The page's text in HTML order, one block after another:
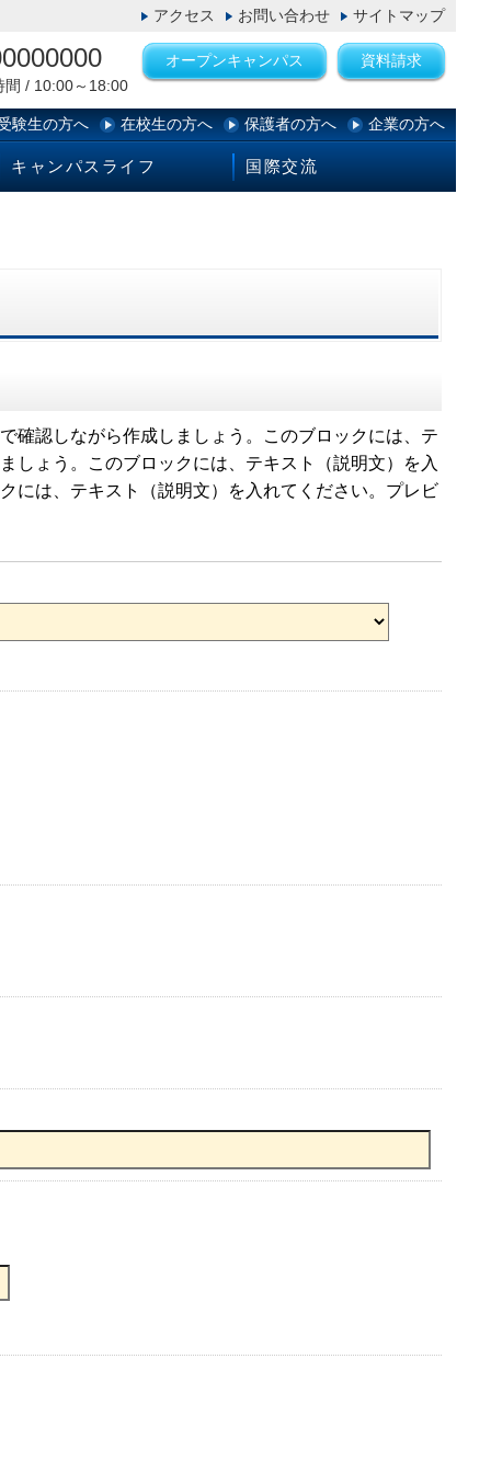
アクセス お問い合わせ サイトマップ
間 / 10:00～18:00
オープンキャンパス 資料請求
験生の方へ 在校生の方へ 保護者の方へ 企業の方へ
キャンパスライフ 国際交流
確認しながら作成しましょう。このブロックには、テ
しょう。このブロックには、テキスト（説明文）を入
には、テキスト（説明文）を入れてください。プレビ